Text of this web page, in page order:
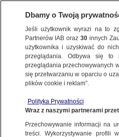
TRÓJMIASTO
dwóch strażaków
5.12.2022, 06:44Aktualizacja:
Dbamy o Twoją
Jeśli użytkownik wyrazi na to
Partnerów IAB oraz30 innych
użytkownika i uzyskiwać do
przeglądania. Odbywa się to
przeglądania przechowywanych
się przetwarzaniu w oparciu o
plików cookie i reklam”.
Polityka Prywatności
Wraz z naszymi partnerami
Przechowywanie informacji na
treści. Wykorzystywanie profili